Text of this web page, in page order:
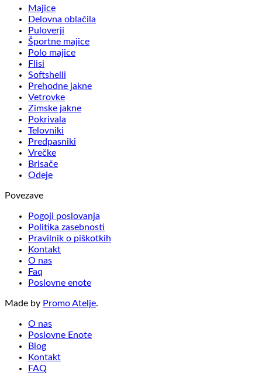
Majice
Delovna oblačila
Puloverji
Športne majice
Polo majice
Flisi
Softshelli
Prehodne jakne
Vetrovke
Zimske jakne
Pokrivala
Telovniki
Predpasniki
Vrečke
Brisače
Odeje
Povezave
Pogoji poslovanja
Politika zasebnosti
Pravilnik o piškotkih
Kontakt
O nas
Faq
Poslovne enote
Made by Promo Atelje.
O nas
Poslovne Enote
Blog
Kontakt
FAQ